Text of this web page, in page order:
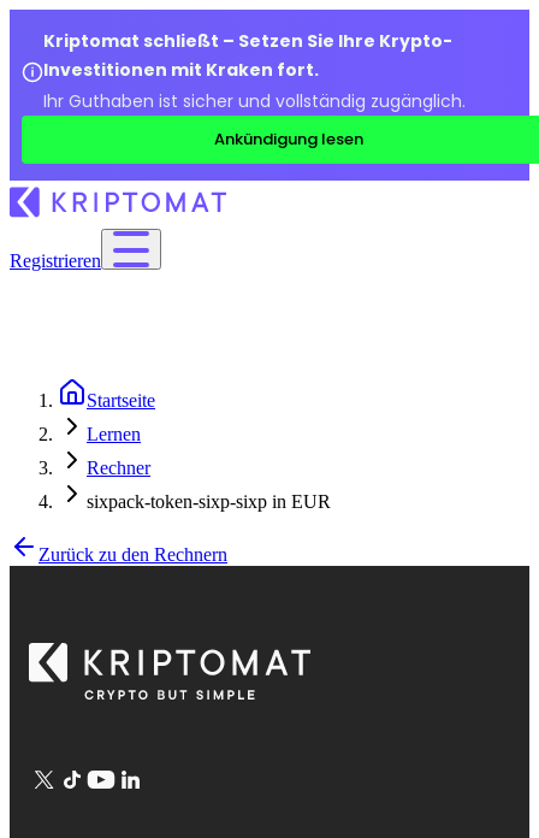
Kriptomat schließt – Setzen Sie Ihre Krypto-
Investitionen mit Kraken fort.
Ihr Guthaben ist sicher und vollständig zugänglich.
Ankündigung lesen
Registrieren
Startseite
Lernen
Rechner
sixpack-token-sixp-sixp in EUR
Zurück zu den Rechnern